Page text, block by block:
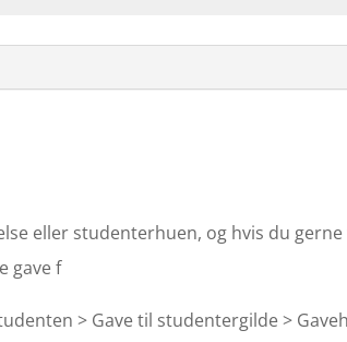
eller studenterhuen, og hvis du
gave f
> Gave til studentergilde >